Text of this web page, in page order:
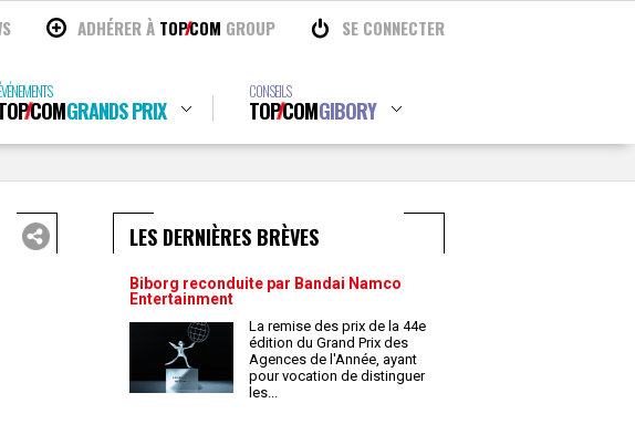
ADHÉRER À TOPCOM GROUP SE CONNECTER
COMGRANDS PRIX
CONSEILS
TOPCOMGIBORY
LES DERNIÈRES BRÈVES
Biborg reconduite par Bandai Namco
Entertainment
La remise des prix de la 44e
édition du Grand Prix des
Agences de l'Année, ayant
pour vocation de distinguer
les...